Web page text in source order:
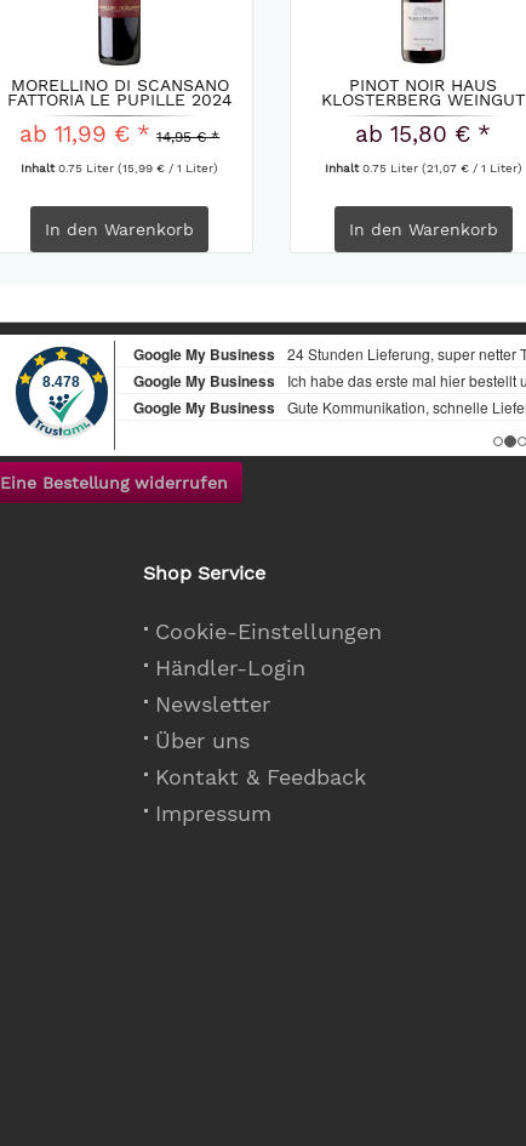
MORELLINO DI SCANSANO
FATTORIA LE PUPILLE 2024
ab 11,99 € * 14,95 € *
Inhalt0.75 Liter(15,99 € / 1 Liter)
In den Warenkorb
PINOT NOIR HAUS
KLOSTERBERG WEINGUT
MARKUS...
ab 15,80 € *
Inhalt0.75 Liter (21,07 € / 1 Liter)
In den Warenkorb
Eine Bestellung widerrufen
Shop Service
Cookie-Einstellungen
Händler-Login
Newsletter
Über uns
Kontakt & Feedback
Impressum